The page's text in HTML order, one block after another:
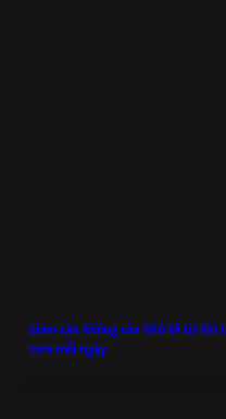
Giảm cân không còn khó kể từ khi
trưa mỗi ngày